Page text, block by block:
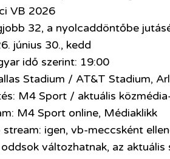
VB 2026
32, a nyolcaddöntőbe
június 30., kedd
idő szerint: 19:00
Stadium / AT&T Stadium,
M4 Sport / aktuális
M4 Sport online, Médiaklikk
igen, vb-meccsként
változhatnak, az